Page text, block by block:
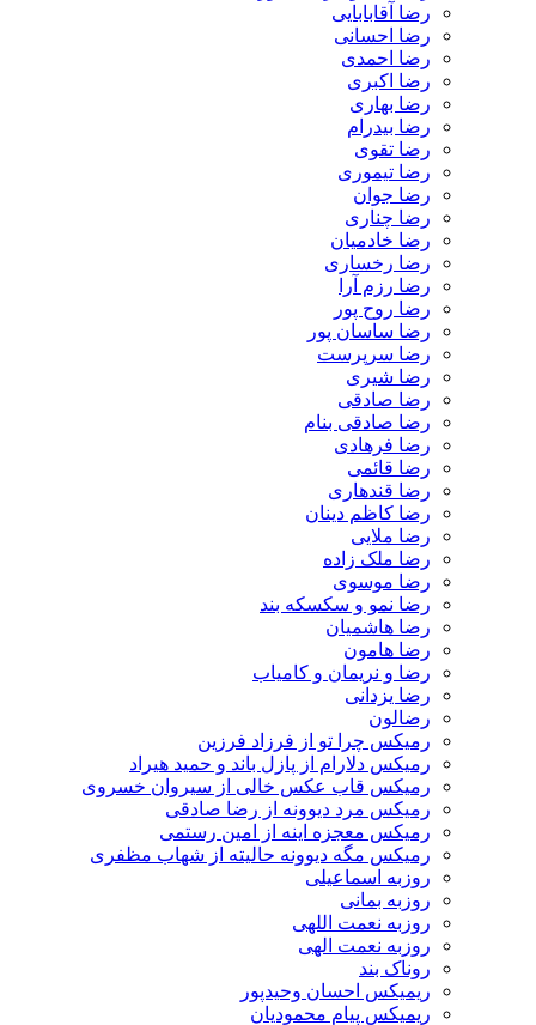
رضا آقابابایی
رضا احسانی
رضا احمدی
رضا اکبری
رضا بهاری
رضا بیدرام
رضا تقوی
رضا تیموری
رضا جوان
رضا چناری
رضا خادمیان
رضا رخساری
رضا رزم آرا
رضا روح پور
رضا ساسان پور
رضا سرپرست
رضا شیری
رضا صادقی
رضا صادقی بنام
رضا فرهادی
رضا قائمی
رضا قندهاری
رضا کاظم دینان
رضا ملایی
رضا ملک زاده
رضا موسوی
رضا نمو و سکسکه بند
رضا هاشمیان
رضا هامون
رضا و نریمان و کامیاب
رضا یزدانی
رضالون
رمیکس چرا تو از فرزاد فرزین
رمیکس دلارام از پازل باند و حمید هیراد
رمیکس قاب عکس خالی از سیروان خسروی
رمیکس مرد دیوونه از رضا صادقی
رمیکس معجزه اینه از امین رستمی
رمیکس مگه دیوونه حالیته از شهاب مظفری
روزبه اسماعیلی
روزبه بمانی
روزبه نعمت اللهی
روزبه نعمت الهی
روناک بند
ریمیکس احسان وحیدپور
ریمیکس پیام محمودیان